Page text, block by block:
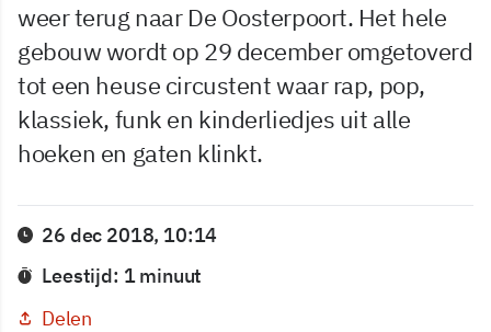
weer terug naar De Oosterpoort. Het hele
gebouw wordt op 29 december omgetoverd
tot een heuse circustent waar rap, pop,
klassiek, funk en kinderliedjes uit alle
hoeken en gaten klinkt.
26 dec 2018, 10:14
Leestijd: 1 minuut
Delen